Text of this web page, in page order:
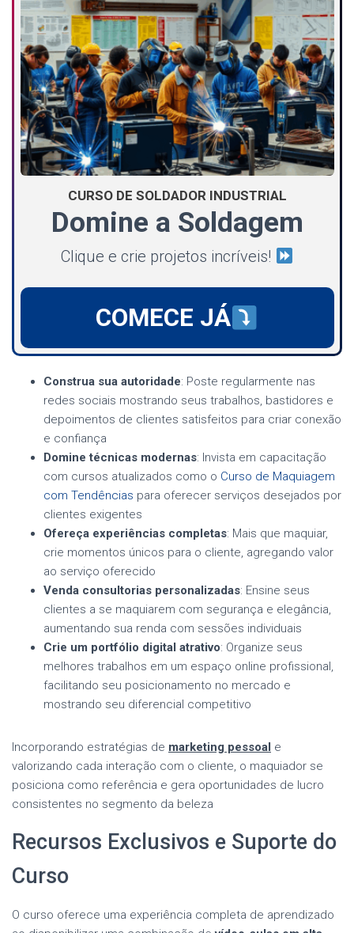
CURSO DE SOLDADOR INDUSTRIAL
Domine a Soldagem
Clique e crie projetos incríveis!
COMECE JÁ
Construa sua autoridade: Poste regularmente nas
redes sociais mostrando seus trabalhos, bastidores e
depoimentos de clientes satisfeitos para criar conexão
e confiança
Domine técnicas modernas: Invista em capacitação
com cursos atualizados como o Curso de Maquiagem
com Tendências para oferecer serviços desejados por
clientes exigentes
Ofereça experiências completas: Mais que maquiar,
crie momentos únicos para o cliente, agregando valor
ao serviço oferecido
Venda consultorias personalizadas: Ensine seus
clientes a se maquiarem com segurança e elegância,
aumentando sua renda com sessões individuais
Crie um portfólio digital atrativo: Organize seus
melhores trabalhos em um espaço online profissional,
facilitando seu posicionamento no mercado e
mostrando seu diferencial competitivo
Incorporando estratégias de marketing pessoal e
valorizando cada interação com o cliente, o maquiador se
posiciona como referência e gera oportunidades de lucro
consistentes no segmento da beleza
Recursos Exclusivos e Suporte do
Curso
O curso oferece uma experiência completa de aprendizado